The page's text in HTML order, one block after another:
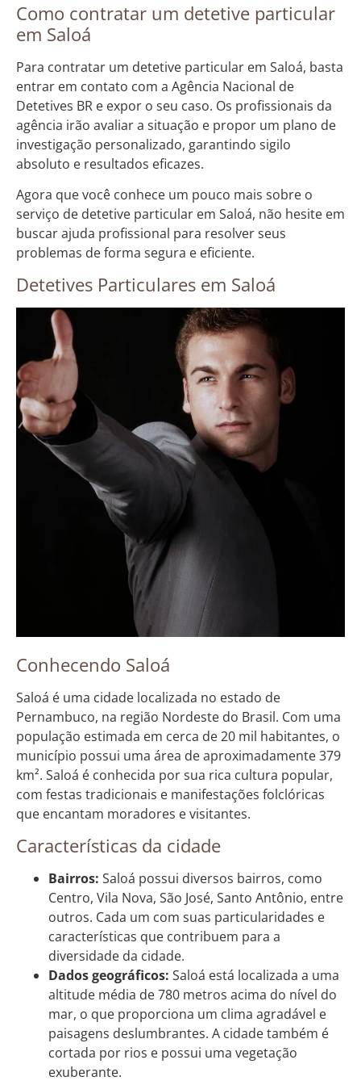
Como contratar um detetive particular
em Saloá
Para contratar um detetive particular em Saloá, basta
entrar em contato com a Agência Nacional de
Detetives BR e expor o seu caso. Os profissionais da
agência irão avaliar a situação e propor um plano de
investigação personalizado, garantindo sigilo
absoluto e resultados eficazes.
Agora que você conhece um pouco mais sobre o
serviço de detetive particular em Saloá, não hesite em
buscar ajuda profissional para resolver seus
problemas de forma segura e eficiente.
Detetives Particulares em Saloá
Conhecendo Saloá
Saloá é uma cidade localizada no estado de
Pernambuco, na região Nordeste do Brasil. Com uma
população estimada em cerca de 20 mil habitantes, o
município possui uma área de aproximadamente 379
km². Saloá é conhecida por sua rica cultura popular,
com festas tradicionais e manifestações folclóricas
que encantam moradores e visitantes.
Características da cidade
Bairros: Saloá possui diversos bairros, como
Centro, Vila Nova, São José, Santo Antônio, entre
outros. Cada um com suas particularidades e
características que contribuem para a
diversidade da cidade.
Dados geográficos: Saloá está localizada a uma
altitude média de 780 metros acima do nível do
mar, o que proporciona um clima agradável e
paisagens deslumbrantes. A cidade também é
cortada por rios e possui uma vegetação
exuberante.